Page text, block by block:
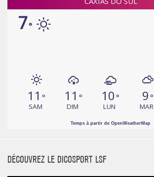
7°
11 °
SAM
11 °
DIM
10 °
LUN
9 °
MAR
Temps à partir de OpenWeatherMap
DÉCOUVREZ LE DICOSPORT LSF